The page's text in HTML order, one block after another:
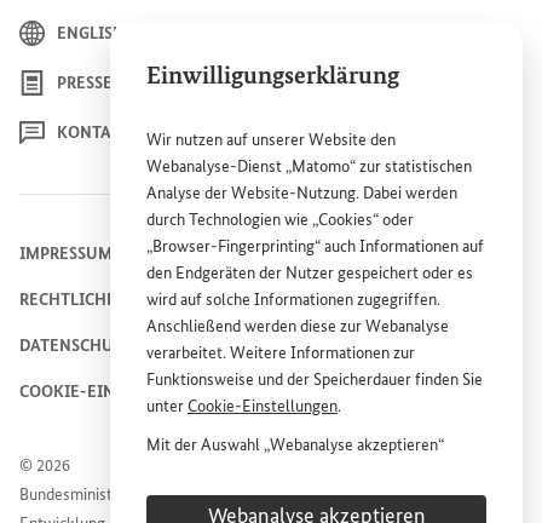
Einwilligungserklärung
Wir nutzen auf unsererWebsite den
Webanalyse-Dienst „Matomo“ zur statistischen
Analyse derWebsite-Nutzung. Dabei werden
durch Technologien wie „Cookies“ oder
„Browser-Fingerprinting“ auch Informationen auf
den Endgeräten der Nutzer gespeichert oder es
wird auf solche Informationen zugegriffen.
Anschließend werden diese zur Webanalyse
verarbeitet. Weitere Informationen zur
Funktionsweise und der Speicherdauer finden Sie
unterCookie-Einstellungen.
Mit der Auswahl „Webanalyse akzeptieren“
Dienstes „Matomo“ auf derWebsitedes
Webanalyse akzeptieren
ENGLISH
PRESSE
KONTAKT
© 2026
Bundesministerium für wirtschaftliche Zusammenarbeit und
IMPRESSUM
RECHTLICHE HINWEISE
DATENSCHUTZHINWEIS
COOKIE-EINSTELLUNGEN